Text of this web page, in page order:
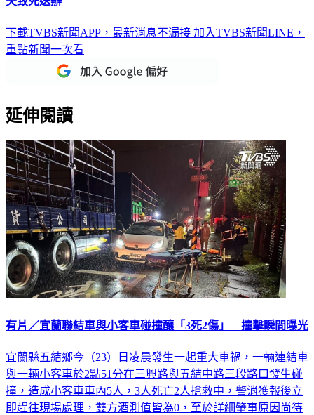
下載TVBS新聞APP，最新消息不漏接
重點新聞一次看
宜蘭縣五結鄉今（23）日凌晨發生一起重大車禍，一輛連結車
與一輛小客車於2點51分在三興路與五結中路三段路口發生碰
撞，造成小客車車內5人，3人死亡2人搶救中，警消獲報後立